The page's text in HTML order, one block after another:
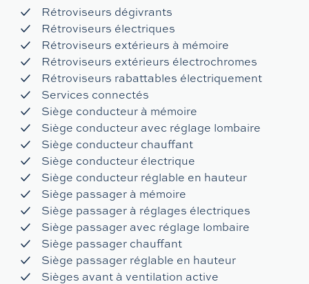
Rétroviseurs dégivrants
Rétroviseurs électriques
Rétroviseurs extérieurs à mémoire
Rétroviseurs extérieurs électrochromes
Rétroviseurs rabattables électriquement
Services connectés
Siège conducteur à mémoire
Siège conducteur avec réglage lombaire
Siège conducteur chauffant
Siège conducteur électrique
Siège conducteur réglable en hauteur
Siège passager à mémoire
Siège passager à réglages électriques
Siège passager avec réglage lombaire
Siège passager chauffant
Siège passager réglable en hauteur
Sièges avant à ventilation active